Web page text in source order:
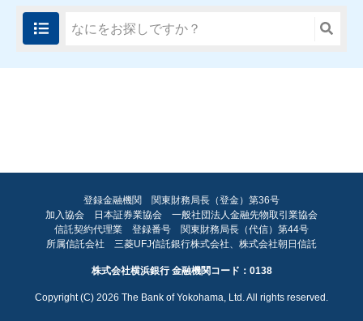
登録金融機関 関東財務局長（登金）第36号
加入協会 日本証券業協会 一般社団法人金融先物取引業協会
信託契約代理業 登録番号 関東財務局長（代信）第44号
所属信託会社 三菱UFJ信託銀行株式会社、株式会社朝日信託
株式会社横浜銀行 金融機関コード：0138
Copyright (C) 2026 The Bank of Yokohama, Ltd. All rights reserved.